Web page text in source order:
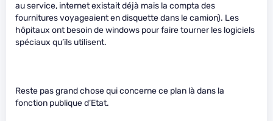
au service, internet existait déjà mais la compta des
fournitures voyageaient en disquette dans le camion). Les
hôpitaux ont besoin de windows pour faire tourner les logiciels
spéciaux qu’ils utilisent.
Reste pas grand chose qui concerne ce plan là dans la
fonction publique d’Etat.